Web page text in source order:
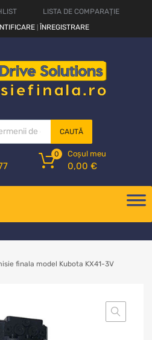
LISTA DE COMPARAȚIE
ÎNREGISTRARE
CAUTĂ
Coșul meu
0,00 €
0
finala model Kubota KX41-3V